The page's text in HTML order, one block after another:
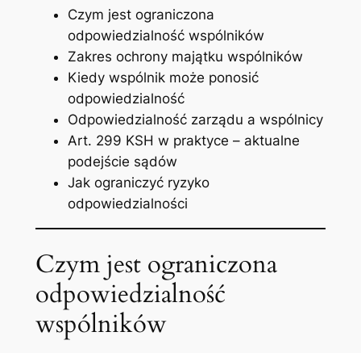
Czym jest ograniczona
odpowiedzialność wspólników
Zakres ochrony majątku wspólników
Kiedy wspólnik może ponosić
odpowiedzialność
Odpowiedzialność zarządu a wspólnicy
Art. 299 KSH w praktyce – aktualne
podejście sądów
Jak ograniczyć ryzyko
odpowiedzialności
Czym jest ograniczona
odpowiedzialność
wspólników